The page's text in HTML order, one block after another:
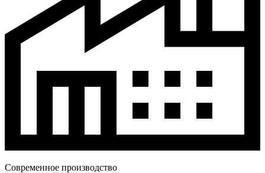
Современное производство